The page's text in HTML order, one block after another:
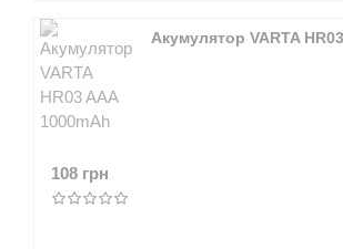
Акумулятор VARTA
108 грн